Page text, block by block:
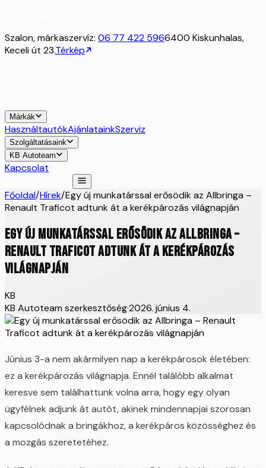
Szalon, márkaszervíz: 06 77 422 5966400 Kiskunhalas,
Keceli út 23.Térkép
Márkák
HasználtautókAjánlatainkSzerviz
Szolgáltatásaink
KB Autoteam
Kapcsolat
Főoldal/Hírek/Egy új munkatárssal erősödik az Allbringa –
Renault Traficot adtunk át a kerékpározás világnapján
Egy új munkatárssal erősödik az Allbringa –
Renault Traficot adtunk át a kerékpározás
világnapján
KB
KB Autoteam szerkesztőség·2026. június 4.
Június 3-a nem akármilyen nap a kerékpárosok életében:
ez a kerékpározás világnapja. Ennél találóbb alkalmat
keresve sem találhattunk volna arra, hogy egy olyan
ügyfélnek adjunk át autót, akinek mindennapjai szorosan
kapcsolódnak a bringákhoz, a kerékpáros közösséghez és
a mozgás szeretetéhez.